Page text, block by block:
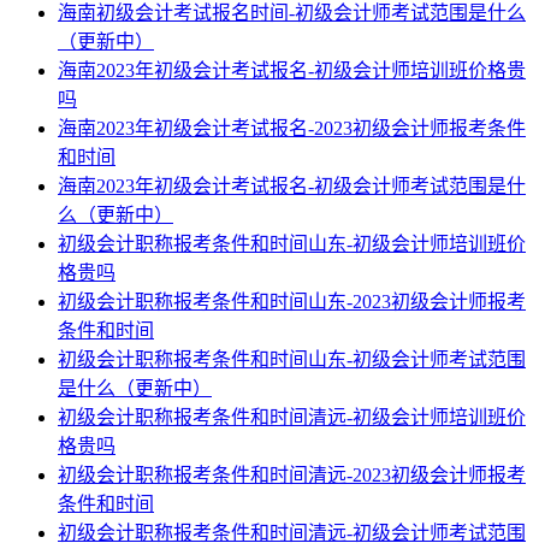
海南初级会计考试报名时间-初级会计师考试范围是什么
（更新中）
海南2023年初级会计考试报名-初级会计师培训班价格贵
吗
海南2023年初级会计考试报名-2023初级会计师报考条件
和时间
海南2023年初级会计考试报名-初级会计师考试范围是什
么（更新中）
初级会计职称报考条件和时间山东-初级会计师培训班价
格贵吗
初级会计职称报考条件和时间山东-2023初级会计师报考
条件和时间
初级会计职称报考条件和时间山东-初级会计师考试范围
是什么（更新中）
初级会计职称报考条件和时间清远-初级会计师培训班价
格贵吗
初级会计职称报考条件和时间清远-2023初级会计师报考
条件和时间
初级会计职称报考条件和时间清远-初级会计师考试范围